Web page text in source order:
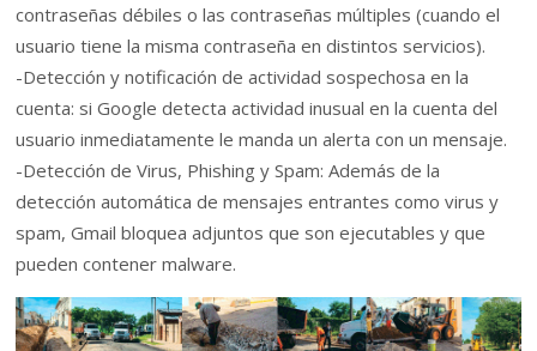
contraseñas débiles o las contraseñas múltiples (cuando el
usuario tiene la misma contraseña en distintos servicios).
-Detección y notificación de actividad sospechosa en la
cuenta: si Google detecta actividad inusual en la cuenta del
usuario inmediatamente le manda un alerta con un mensaje.
-Detección de Virus, Phishing y Spam: Además de la
detección automática de mensajes entrantes como virus y
spam, Gmail bloquea adjuntos que son ejecutables y que
pueden contener malware.